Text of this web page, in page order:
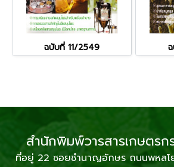
ฉบับที่ 11/2549
สำนักพิมพ์วารสารเกษตรก
ที่อยู่ 22 ซอยชำนาญอักษร ถนนพหล